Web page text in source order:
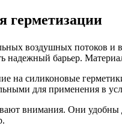
герметизации
воздушных потоков и
надежный барьер.
на силиконовые
для применения в
внимания. Они удобны